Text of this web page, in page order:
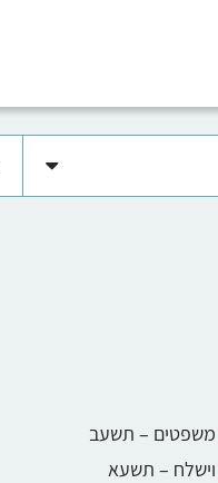
משפטים – תשעב
וישלח – תשעא